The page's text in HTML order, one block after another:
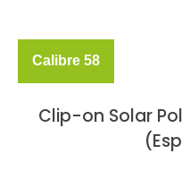
Calibre 58
Clip-on Solar